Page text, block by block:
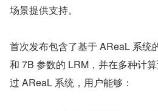
场景提供支持。
首次发布包含了基于 AReaL 系统
和 7B 参数的 LRM，并在多种计
过 AReaL 系统，用户能够：